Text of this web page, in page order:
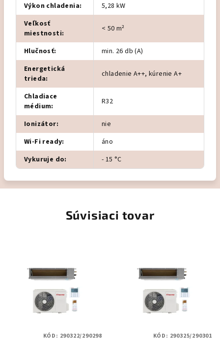
Výkon chladenia:
5,28 kW
Veľkosť
miestnosti: < 50 m²
Hlučnosť:
min. 26 db (A)
Energetická
trieda: chladenie A++, kúrenie A+
Chladiace
médium: R32
Ionizátor:
nie
Wi-Fi ready:
áno
Vykuruje do: - 15 °C
Súvisiaci tovar
KÓD: 290322/290298 KÓD: 290325/290301